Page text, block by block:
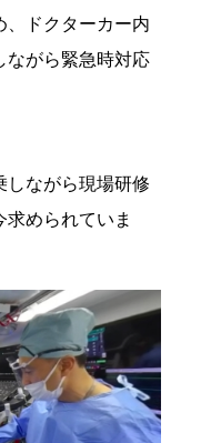
ドクターカー内
ながら緊急時対応
ながら現場研修
められていま